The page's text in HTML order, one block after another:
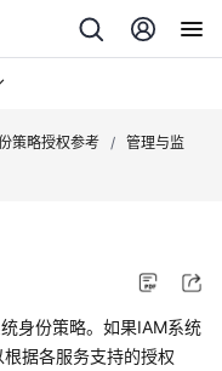
策略授权参考 / 管理与监
身份策略。如果IAM系统
据各服务支持的授权